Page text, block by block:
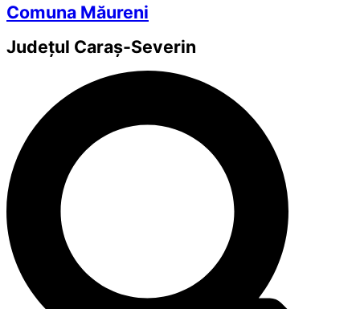
Comuna Măureni
Județul Caraș-Severin